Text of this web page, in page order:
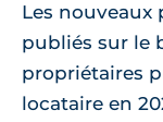
Les nouveaux
publiés sur le
propriétaires
locataire en